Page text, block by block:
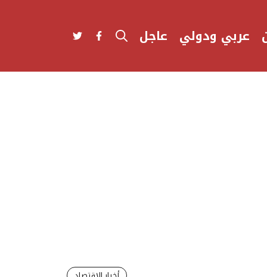
عربي ودولي عاجل